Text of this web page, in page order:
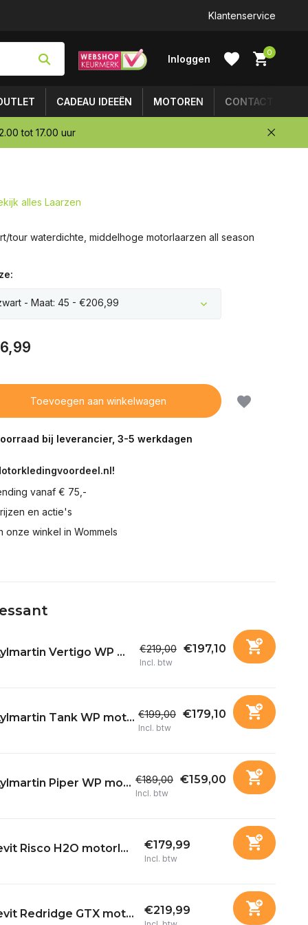
Klantenservice
Inloggen
0
CADEAU IDEEËN MOTOREN CONTACT
tot 17.00 uur
alles Laarzen
tour waterdichte, middelhoge motorlaarzen all season
- Maat: 45 - €206,99
Toevoegen aan winkelwagen
bij leverancier, 3-5 werkdagen
vanaf € 75,-
en actie's
onze winkel in Wommels
Vertigo WP ... €219,00 €197,10
Incl. btw
Tank WP mot... €199,00 €179,10
Incl. btw
Piper WP mo... €189,00 €159,00
Incl. btw
Risco H2O motorl... €179,99
Incl. btw
Redridge GTX mot... €219,99